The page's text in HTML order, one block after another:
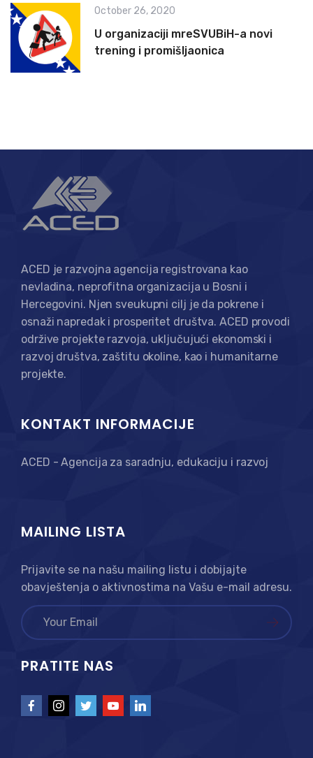
October 26, 2020
U organizaciji mreSVUBiH-a novi
trening i promišljaonica
ACED je razvojna agencija registrovana kao
nevladina, neprofitna organizacija u Bosni i
Hercegovini. Njen sveukupni cilj je da pokrene i
osnaži napredak i prosperitet društva. ACED provodi
održive projekte razvoja, uključujući ekonomski i
razvoj društva, zaštitu okoline, kao i humanitarne
projekte.
KONTAKT INFORMACIJE
ACED - Agencija za saradnju, edukaciju i razvoj
MAILING LISTA
Prijavite se na našu mailing listu i dobijajte
obavještenja o aktivnostima na Vašu e-mail adresu.
PRATITE NAS